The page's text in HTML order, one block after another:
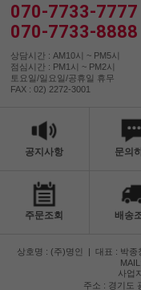
070-7733-7777
070-7733-8888
상담시간 : AM10시 ~ PM5시
점심시간 : PM1시 ~ PM2시
토요일/일요일/공휴일 휴무
FAX : 02) 2272-3001
공지사항 문의
주문조회 배송
상호명 : (주)명인 대표 : 박종
사업
주소 : 경기도